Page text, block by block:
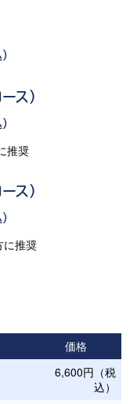
ス）
推奨
ス）
に推奨
価格
6,600円（税
込）